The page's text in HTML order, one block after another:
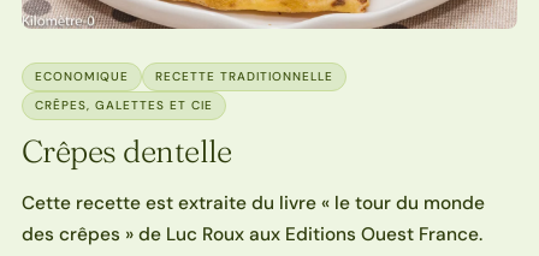
ECONOMIQUE
RECETTE TRADITIONNELLE
CRÊPES, GALETTES ET CIE
Crêpes dentelle
Cette recette est extraite du livre « le tour du monde
des crêpes » de Luc Roux aux Editions Ouest France.